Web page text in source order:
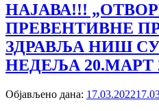
НАЈАВА!!!
ПРЕВЕНТИВНЕ
ЗДРАВЉА НИШ
НЕДЕЉА 20.МАРТ
Објављено дана: 17.03.2022